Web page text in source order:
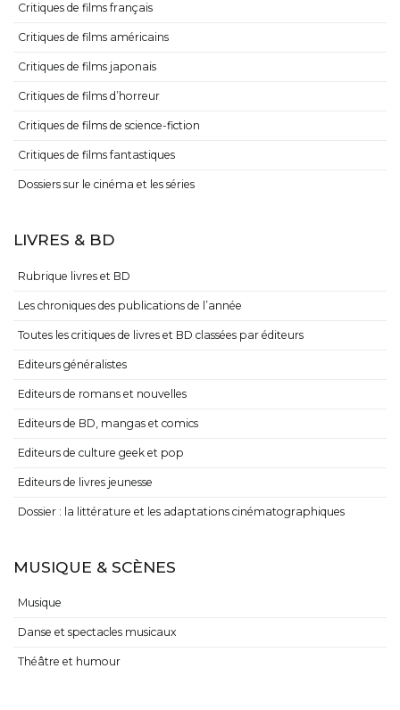
Critiques de films français
Critiques de films américains
Critiques de films japonais
Critiques de films d’horreur
Critiques de films de science-fiction
Critiques de films fantastiques
Dossiers sur le cinéma et les séries
LIVRES & BD
Rubrique livres et BD
Les chroniques des publications de l’année
Toutes les critiques de livres et BD classées par éditeurs
Editeurs généralistes
Editeurs de romans et nouvelles
Editeurs de BD, mangas et comics
Editeurs de culture geek et pop
Editeurs de livres jeunesse
Dossier : la littérature et les adaptations cinématographiques
MUSIQUE & SCÈNES
Musique
Danse et spectacles musicaux
Théâtre et humour